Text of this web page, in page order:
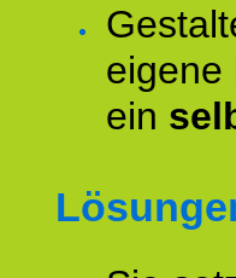
eigene
ein